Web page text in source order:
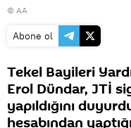
© AA
Abone ol
Tekel Bayileri
Erol Dündar, JTİ
yapıldığını
hesabından